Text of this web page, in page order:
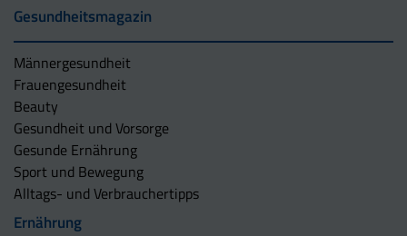
Gesundheitsmagazin
Männergesundheit
Frauengesundheit
Beauty
Gesundheit und Vorsorge
Gesunde Ernährung
Sport und Bewegung
Alltags- und Verbrauchertipps
Ernährung